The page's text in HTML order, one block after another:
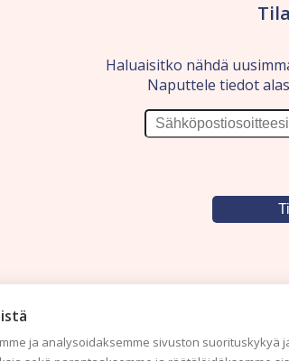
ja analysoidaksemme sivuston suorituskykyä
Haluaisitko nähdä
Naputtele tiedot